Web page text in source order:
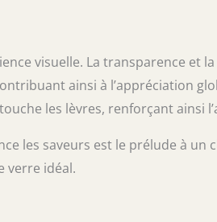
visuelle. La transparence et
ainsi à l’appréciation
les lèvres, renforçant ainsi
les saveurs est le prélude à un
verre idéal.